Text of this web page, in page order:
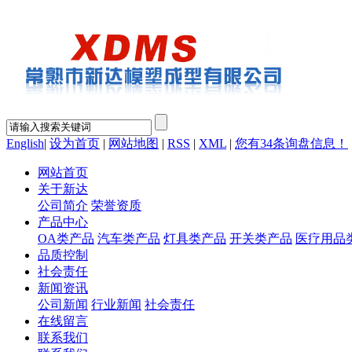
English| 设为首页 | 网站地图 | RSS | XML | 您有34条询盘信息！
网站首页
关于新达
公司简介 荣誉资质
产品中心
OA类产品 汽车类产品 灯具类产品 开关类产品 医疗用品
品质控制
社会责任
新闻资讯
公司新闻 行业新闻 社会责任
在线留言
联系我们